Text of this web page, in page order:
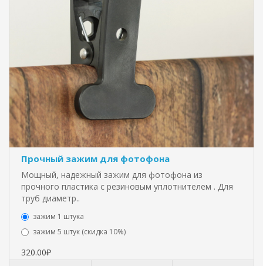
Прочный зажим для фотофона
Мощный, надежный зажим для фотофона из
прочного пластика с резиновым уплотнителем . Для
труб диаметр..
зажим 1 штука
зажим 5 штук (скидка 10%)
320.00₽